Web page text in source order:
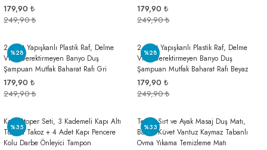
179,90 ₺
249,90 ₺
179,90 ₺
249,90 ₺
%28
2 Adet Yapışkanlı Plastik Raf, Delme
Vida Gerektirmeyen Banyo Duş
Şampuan Mutfak Baharat Rafı Gri
179,90 ₺
249,90 ₺
%28
2 Adet Yapışkanlı Plastik Raf, Delme
Vida Gerektirmeyen Banyo Duş
Şampuan Mutfak Baharat Rafı Beyaz
179,90 ₺
249,90 ₺
%35
Kapı Stoper Seti, 3 Kademeli Kapı Altı
Tutucu Takoz + 4 Adet Kapı Pencere
Kolu Darbe Önleyici Tampon
%33
Teddy Sırt ve Ayak Masaj Duş Matı,
Banyo Küvet Vantuz Kaymaz Tabanlı
Ovma Yıkama Temizleme Matı